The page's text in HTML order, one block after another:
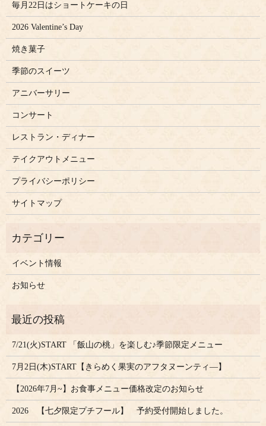
毎月22日はショートケーキの日
2026 Valentine’s Day
焼き菓子
季節のスイーツ
アニバーサリー
コンサート
レストラン・ディナー
テイクアウトメニュー
プライバシーポリシー
サイトマップ
イベント情報
お知らせ
7/21(火)START 「飯山の桃」を楽しむ♪季節限定メニュー
7月2日(木)START【きらめく果実のアフタヌーンティ―】
【2026年7月~】お食事メニュー価格改定のお知らせ
2026 【七夕限定プチフール】 予約受付開始しました。